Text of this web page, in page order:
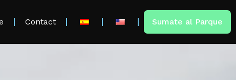
Contact Sumate al Parque